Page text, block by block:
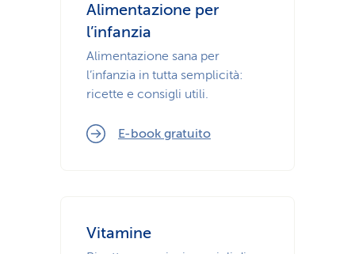
Alimentazione per
l’infanzia
Alimentazione sana per
l’infanzia in tutta semplicità:
ricette e consigli utili.
E-book gratuito
Vitamine